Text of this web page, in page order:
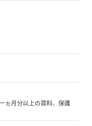
ヵ月分以上の賃料、保護